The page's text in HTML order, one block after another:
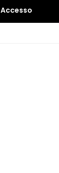
Accesso